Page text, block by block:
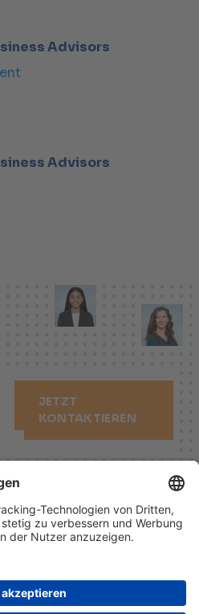
Advisors
Advisors
JETZT
KONTAKTIEREN